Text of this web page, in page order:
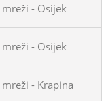
- Osijek
- Osijek
- Krapina